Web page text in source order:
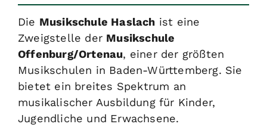
Die Musikschule Haslach ist eine
Zweigstelle der Musikschule
Offenburg/Ortenau, einer der größten
Musikschulen in Baden-Württemberg. Sie
bietet ein breites Spektrum an
musikalischer Ausbildung für Kinder,
Jugendliche und Erwachsene.